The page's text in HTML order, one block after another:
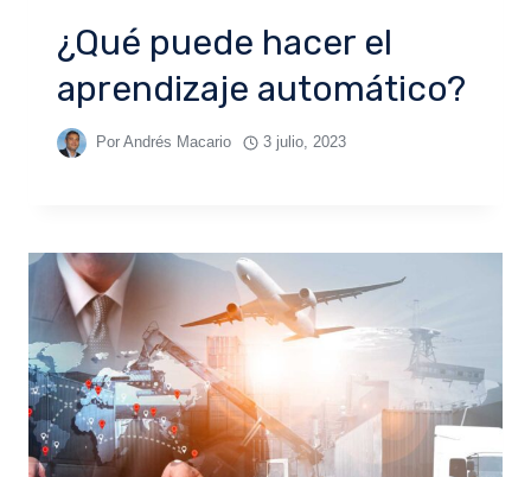
¿Qué puede hacer el
aprendizaje automático?
Por Andrés Macario 3 julio, 2023